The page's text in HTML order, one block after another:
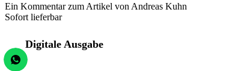
Ein Kommentar zum Artikel von Andreas Kuhn
Sofort lieferbar
Digitale Ausgabe